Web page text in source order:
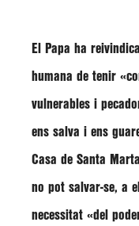
El Papa ha
humana de tenir
vulnerables i
ens salva i ens
Casa de Santa
no pot salvar-se, a
necessitat «del